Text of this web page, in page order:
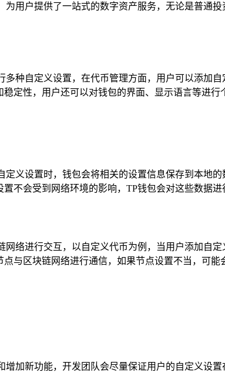
用户提供了一站式的数字资产服务，无论是普通
种自定义设置，在代币管理方面，用户可以添加
定性，用户还可以对钱包的界面、显示语言等进行
义设置时，钱包会将相关的设置信息保存到本地
不会受到网络环境的影响，TP钱包会对这些数据进
络进行交互，以自定义代币为例，当用户添加自
与区块链网络进行通信，如果节点设置不当，可能
加新功能，开发团队会尽量保证用户的自定义设